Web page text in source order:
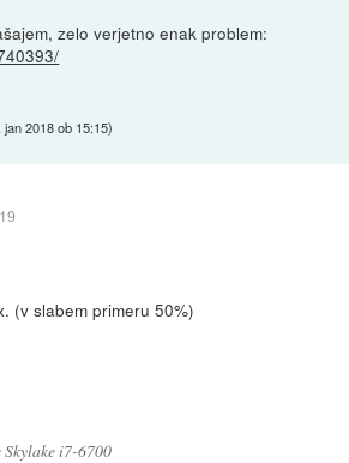
zelo verjetno enak problem:
jan 2018 ob 15:15)
(v slabem primeru 50%)
Skylake i7-6700